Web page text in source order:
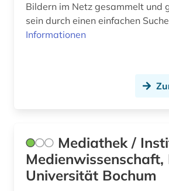
Bildern im Netz gesammelt und
sein durch einen einfachen
Informationen
Mediathek /
Medienwissenschaft,
Universität Bochum